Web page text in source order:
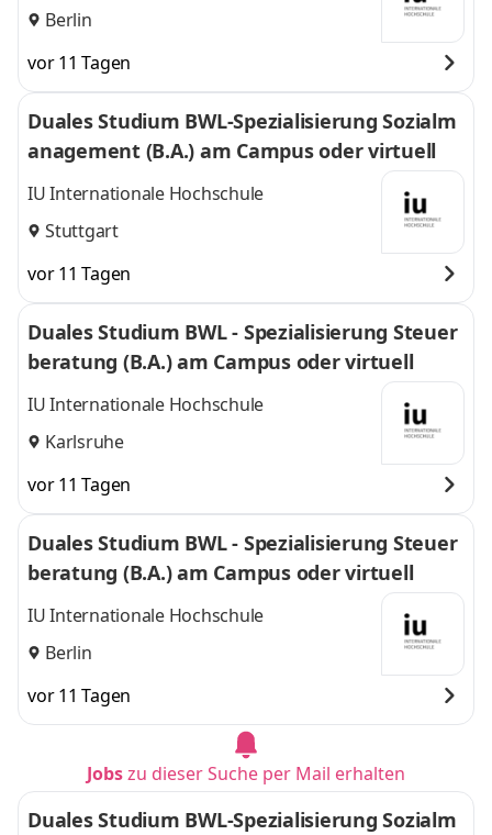
Berlin
vor 11 Tagen
Duales Studium BWL-Spezialisierung Sozialm
anagement (B.A.) am Campus oder virtuell
IU Internationale Hochschule
Stuttgart
vor 11 Tagen
Duales Studium BWL - Spezialisierung Steuer
beratung (B.A.) am Campus oder virtuell
IU Internationale Hochschule
Karlsruhe
vor 11 Tagen
Duales Studium BWL - Spezialisierung Steuer
beratung (B.A.) am Campus oder virtuell
IU Internationale Hochschule
Berlin
vor 11 Tagen
Jobszu dieser Suche per Mail erhalten
Duales Studium BWL-Spezialisierung Sozialm